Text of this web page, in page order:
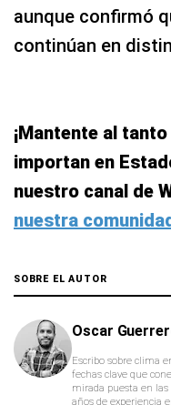
aunque confirmó
continúan en
¡Mantente al
importan en
nuestro canal de
nuestra
SOBRE EL AUTOR
Oscar
Escribo sobre clima
fechas clave que
mirada puesta en
años de experiencia